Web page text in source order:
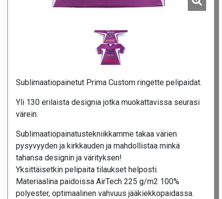
Sublimaatiopainetut Prima Custom ringette pelipaidat.
Yli 130 erilaista designia jotka muokattavissa seurasi
värein.
Sublimaatiopainatustekniikkamme takaa värien
pysyvyyden ja kirkkauden ja mahdollistaa minkä
tahansa designin ja värityksen!
Yksittäisetkin pelipaita tilaukset helposti.
Materiaalina paidoissa AirTech 225 g/m2 100%
polyester, optimaalinen vahvuus jääkiekkopaidassa.